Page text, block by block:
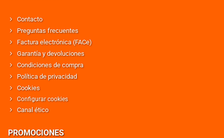
Contacto
Preguntas frecuentes
Factura electrónica (FACe)
Garantía y devoluciones
Condiciones de compra
Política de privacidad
Cookies
Configurar cookies
Canal ético
PROMOCIONES